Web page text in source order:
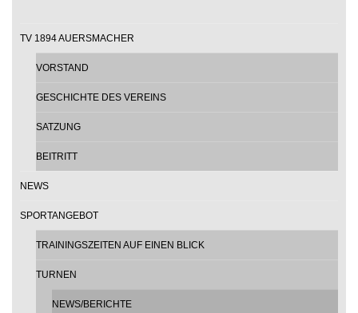
TV 1894 AUERSMACHER
VORSTAND
GESCHICHTE DES VEREINS
SATZUNG
BEITRITT
NEWS
SPORTANGEBOT
TRAININGSZEITEN AUF EINEN BLICK
TURNEN
NEWS/BERICHTE